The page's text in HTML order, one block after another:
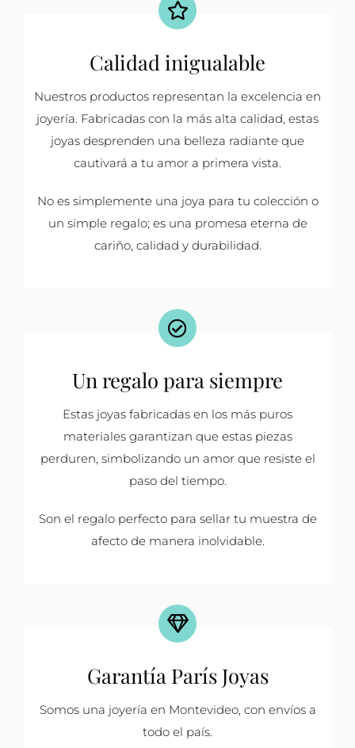
Calidad inigualable
Nuestros productos representan la excelencia en
joyería. Fabricadas con la más alta calidad, estas
joyas desprenden una belleza radiante que
cautivará a tu amor a primera vista.
No es simplemente una joya para tu colección o
un simple regalo; es una promesa eterna de
cariño, calidad y durabilidad.
Un regalo para siempre
Estas joyas fabricadas en los más puros
materiales garantizan que estas piezas
perduren, simbolizando un amor que resiste el
paso del tiempo.
Son el regalo perfecto para sellar tu muestra de
afecto de manera inolvidable.
Garantía París Joyas
Somos una joyería en Montevideo, con envíos a
todo el país.